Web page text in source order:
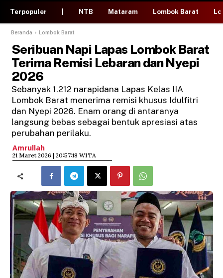
Terpopuler NTB Mataram Lombok Barat
Beranda Lombok Barat
Seribuan Napi Lapas Lombok Barat
Terima Remisi Lebaran dan Nyepi
2026
Sebanyak 1.212 narapidana Lapas Kelas IIA
Lombok Barat menerima remisi khusus Idulfitri
dan Nyepi 2026. Enam orang di antaranya
langsung bebas sebagai bentuk apresiasi atas
perubahan perilaku.
Amrullah
​21 Maret 2026 | 20:57:18 WITA